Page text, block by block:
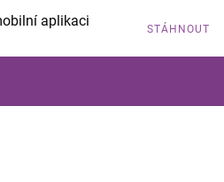
aplikaci STÁHNOUT